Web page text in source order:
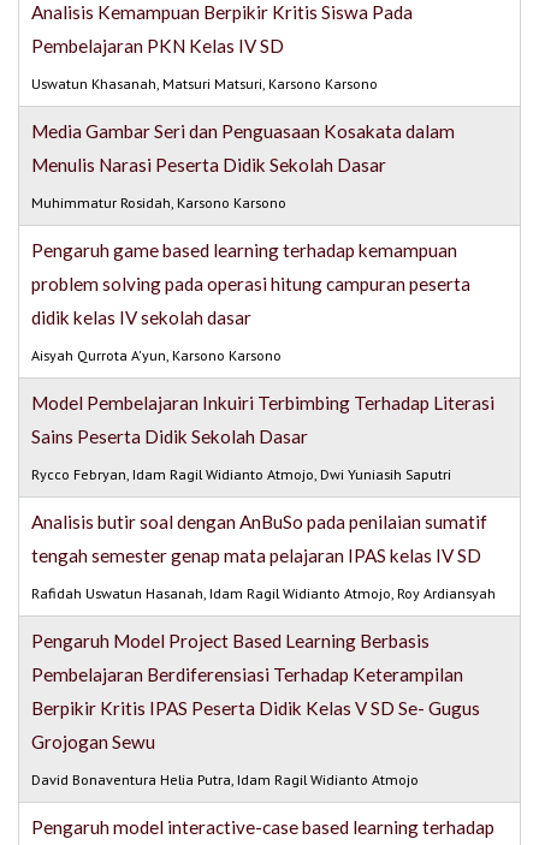
Analisis Kemampuan Berpikir Kritis Siswa Pada
Pembelajaran PKN Kelas IV SD
Uswatun Khasanah, Matsuri Matsuri, Karsono Karsono
Media Gambar Seri dan Penguasaan Kosakata dalam
Menulis Narasi Peserta Didik Sekolah Dasar
Muhimmatur Rosidah, Karsono Karsono
Pengaruh game based learning terhadap kemampuan
problem solving pada operasi hitung campuran peserta
didik kelas IV sekolah dasar
Aisyah Qurrota A'yun, Karsono Karsono
Model Pembelajaran Inkuiri Terbimbing Terhadap Literasi
Sains Peserta Didik Sekolah Dasar
Rycco Febryan, Idam Ragil Widianto Atmojo, Dwi Yuniasih Saputri
Analisis butir soal dengan AnBuSo pada penilaian sumatif
tengah semester genap mata pelajaran IPAS kelas IV SD
Rafidah Uswatun Hasanah, Idam Ragil Widianto Atmojo, Roy Ardiansyah
Pengaruh Model Project Based Learning Berbasis
Pembelajaran Berdiferensiasi Terhadap Keterampilan
Berpikir Kritis IPAS Peserta Didik Kelas V SD Se- Gugus
Grojogan Sewu
David Bonaventura Helia Putra, Idam Ragil Widianto Atmojo
Pengaruh model interactive-case based learning terhadap